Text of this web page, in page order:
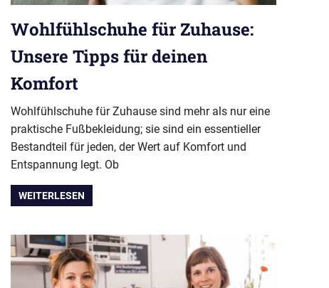
Wohlfühlschuhe für Zuhause:
Unsere Tipps für deinen
Komfort
Wohlfühlschuhe für Zuhause sind mehr als nur eine
praktische Fußbekleidung; sie sind ein essentieller
Bestandteil für jeden, der Wert auf Komfort und
Entspannung legt. Ob
WEITERLESEN